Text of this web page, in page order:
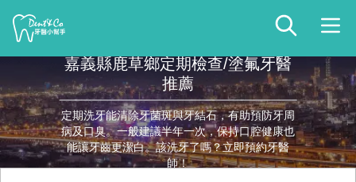
嘉義縣鹿草鄉定期檢查/塗氟牙醫
推薦
定期洗牙能清除牙菌斑與牙結石，有助預防牙周
病及口臭。一般建議半年一次，保持口腔健康也
能讓牙齒更潔白。該洗牙了嗎？立即預約牙醫
師！